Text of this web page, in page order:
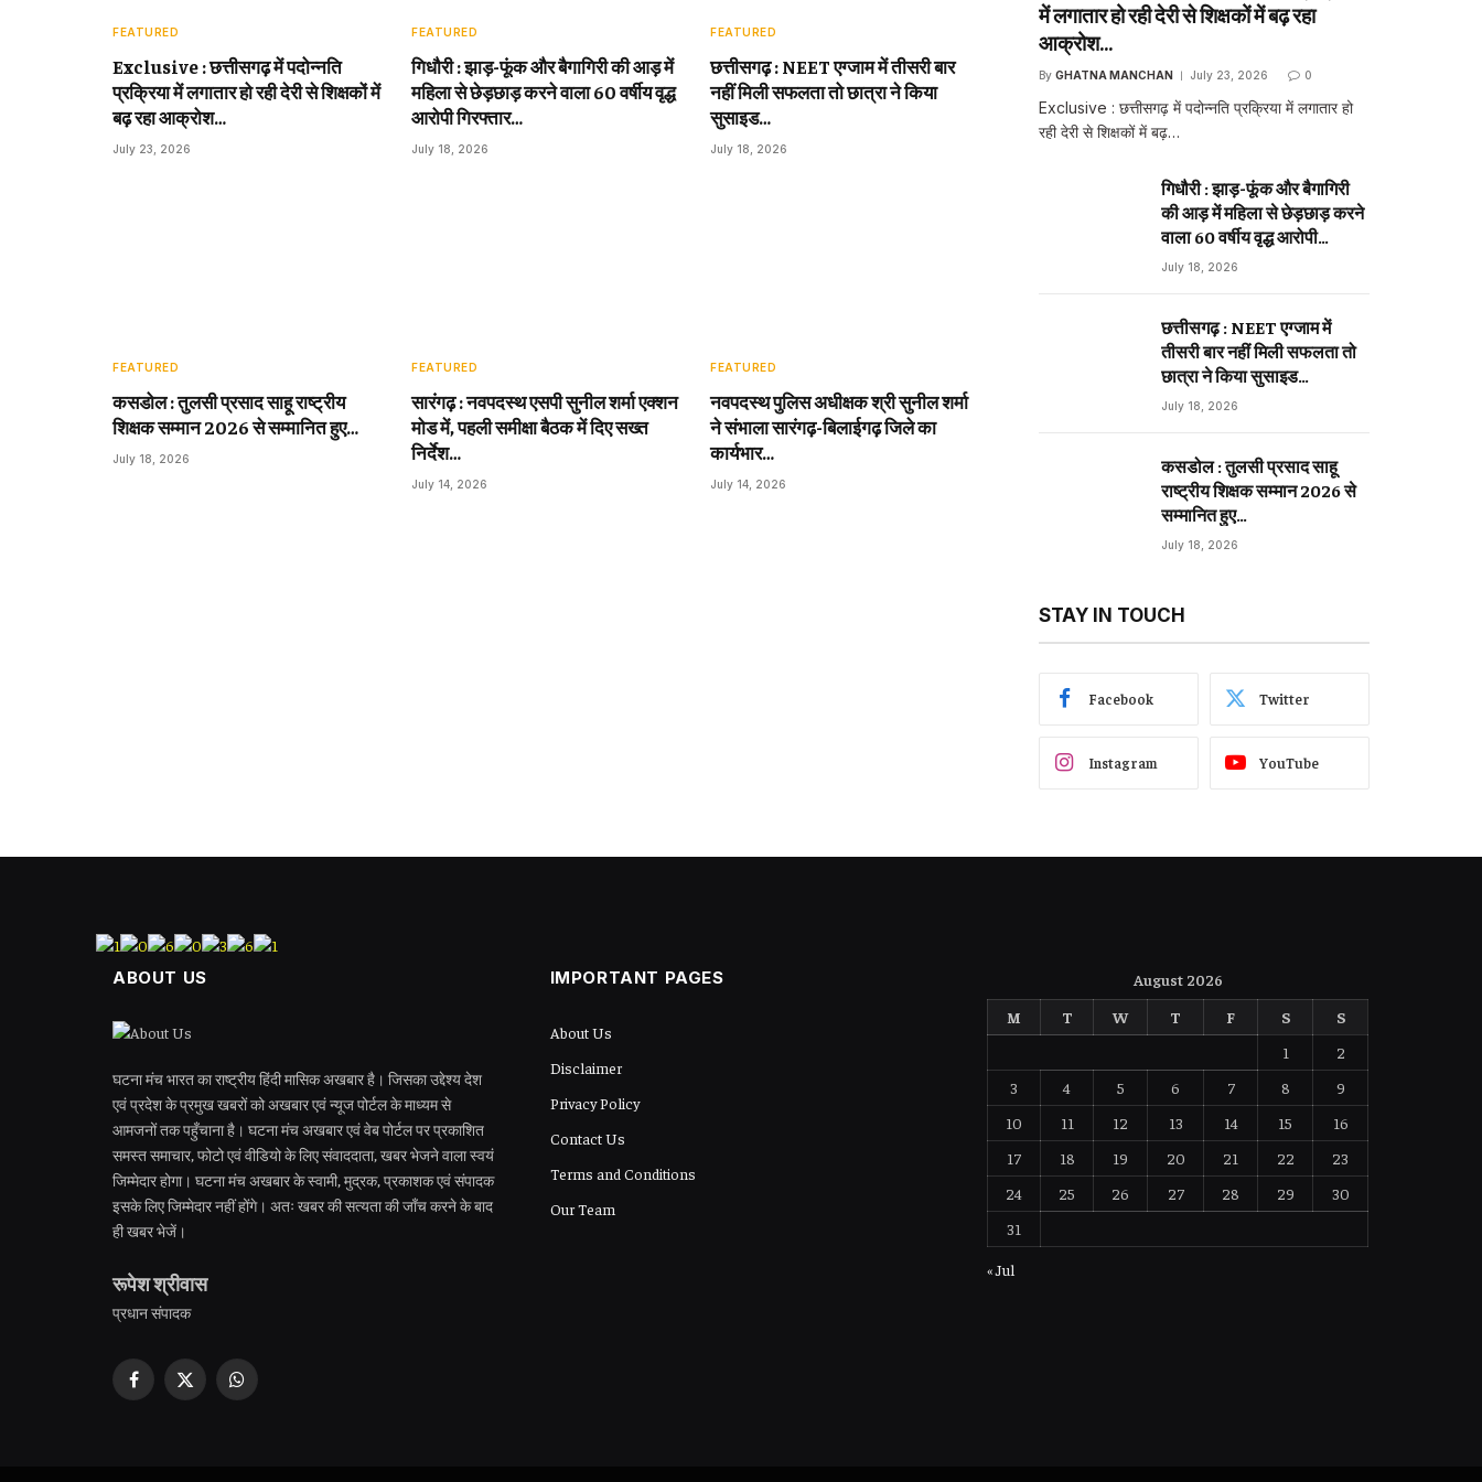
FEATURED
Exclusive : छत्तीसगढ़ में पदोन्नति
प्रक्रिया में लगातार हो रही देरी से शिक्षकों में
बढ़ रहा आक्रोश…
July 23, 2026
FEATURED
गिधौरी : झाड़-फूंक और बैगागिरी की आड़ में
महिला से छेड़छाड़ करने वाला 60 वर्षीय वृद्ध
आरोपी गिरफ्तार…
July 18, 2026
FEATURED
छत्तीसगढ़ : NEET एग्जाम में तीसरी बार
नहीं मिली सफलता तो छात्रा ने किया
सुसाइड…
July 18, 2026
FEATURED
कसडोल : तुलसी प्रसाद साहू राष्ट्रीय
शिक्षक सम्मान 2026 से सम्मानित हुए…
July 18, 2026
FEATURED
सारंगढ़ : नवपदस्थ एसपी सुनील शर्मा एक्शन
मोड में, पहली समीक्षा बैठक में दिए सख्त
निर्देश…
July 14, 2026
FEATURED
नवपदस्थ पुलिस अधीक्षक श्री सुनील शर्मा
ने संभाला सारंगढ़-बिलाईगढ़ जिले का
कार्यभार…
July 14, 2026
में लगातार हो रही देरी से शिक्षकों में बढ़ रहा
आक्रोश…
By GHATNA MANCHAN July 23, 2026 0
Exclusive : छत्तीसगढ़ में पदोन्नति प्रक्रिया में लगातार हो
रही देरी से शिक्षकों में बढ़…
गिधौरी : झाड़-फूंक और बैगागिरी
की आड़ में महिला से छेड़छाड़ करने
वाला 60 वर्षीय वृद्ध आरोपी
गिरफ्तार…
July 18, 2026
छत्तीसगढ़ : NEET एग्जाम में
तीसरी बार नहीं मिली सफलता तो
छात्रा ने किया सुसाइड…
July 18, 2026
कसडोल : तुलसी प्रसाद साहू
राष्ट्रीय शिक्षक सम्मान 2026 से
सम्मानित हुए…
July 18, 2026
STAY IN TOUCH
Facebook Twitter
Instagram YouTube
ABOUT US
घटना मंच भारत का राष्ट्रीय हिंदी मासिक अखबार है। जिसका उद्देश्य देश
एवं प्रदेश के प्रमुख खबरों को अखबार एवं न्यूज पोर्टल के माध्यम से
आमजनों तक पहुँचाना है। घटना मंच अखबार एवं वेब पोर्टल पर प्रकाशित
समस्त समाचार, फोटो एवं वीडियो के लिए संवाददाता, खबर भेजने वाला स्वयं
जिम्मेदार होगा। घटना मंच अखबार के स्वामी, मुद्रक, प्रकाशक एवं संपादक
इसके लिए जिम्मेदार नहीं होंगे। अतः खबर की सत्यता की जाँच करने के बाद
ही खबर भेजें।
रूपेश श्रीवास
प्रधान संपादक
Facebook
X
WhatsApp
IMPORTANT PAGES
About Us
Disclaimer
Privacy Policy
Contact Us
Terms and Conditions
Our Team
August 2026
M
T W T F S
S
1
2
3
4 5 6 7 8
9
10
11 12 13 14 15
16
17
18 19 20 21 22
23
24
25 26 27 28 29
30
31
« Jul